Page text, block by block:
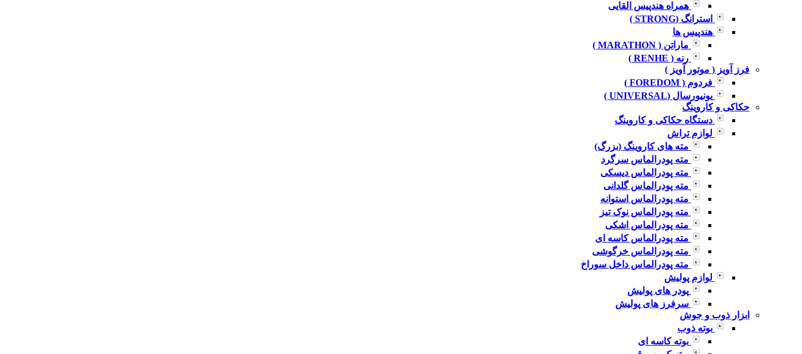
همراه هندپیس القایی
استرانگ (STRONG )
هندپیس ها
ماراتن ( MARATHON )
رنه ( RENHE )
فرز آویز ( موتور آویز )
فردوم ( FOREDOM )
یونیورسال (UNIVERSAL )
حکاکی و کاروینگ
دستگاه حکاکی و کاروینگ
لوازم تراش
مته های کاروینگ (بزرگ)
مته پودرالماس سرگرد
مته پودرالماس دیسکی
مته پودرالماس گلدانی
مته پودرالماس استوانه
مته پودرالماس نوک تیز
مته پودرالماس اشکی
مته پودرالماس کاسه ای
مته پودرالماس خرگوشی
مته پودرالماس داخل سوراخ
لوازم پولیش
پودر های پولیش
سرفرز های پولیش
ابزار ذوب و جوش
بوته ذوب
بوته کاسه ای